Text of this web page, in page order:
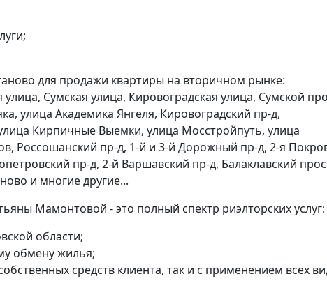
для продажи квартиры на вторичном рынке:
Сумская улица, Кировоградская улица, Сумской
улица Академика Янгеля, Кировоградский пр-д,
Кирпичные Выемки, улица Мосстройпуть, улица
Россошанский пр-д, 1-й и 3-й Дорожный пр-д, 2-я
пр-д, 2-й Варшавский пр-д, Балаклавский
и многие другие...
Мамонтовой - это полный спектр риэлторских услуг:
области;
обмену жилья;
средств клиента, так и с применением всех